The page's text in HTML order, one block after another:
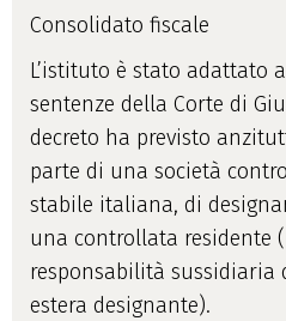
Consolidato fiscale
L’istituto è stato adattato
sentenze della Corte di
decreto ha previsto
parte di una società
stabile italiana, di
una controllata residente
responsabilità sussidiaria
estera designante).